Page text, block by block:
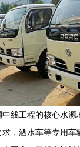
线工程的核心水
，洒水车等专用